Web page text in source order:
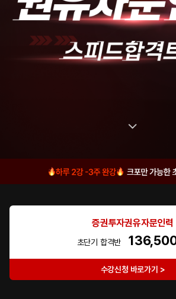
증권투자권유자문인력
초단기 합격반
수강신청 바로가기 >